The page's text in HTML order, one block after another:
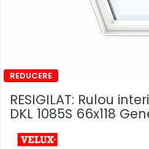
RESIGILAT: Rulou
DKL 1085S 66x118